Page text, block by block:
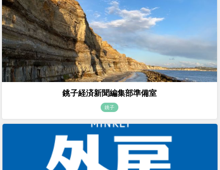
銚子経済新聞編集部準備室
銚子